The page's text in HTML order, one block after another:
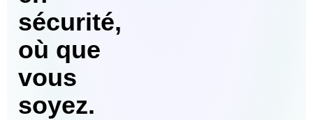
sécurité,
où que
vous
soyez.